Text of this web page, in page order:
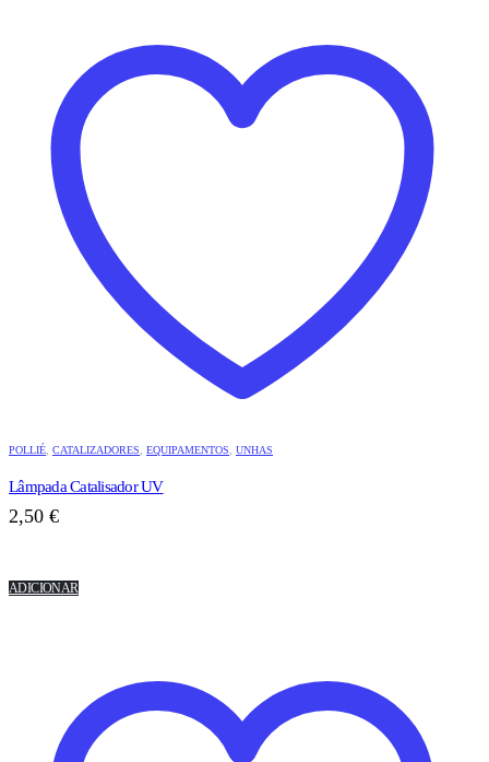
POLLIÉ CATALIZADORES EQUIPAMENTOS UNHAS
Lâmpada Catalisador UV
2,50 €
ADICIONAR